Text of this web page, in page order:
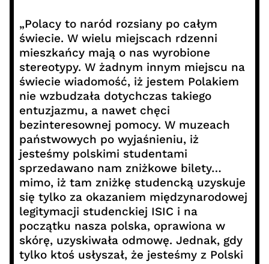
„Polacy to naród rozsiany po całym
świecie. W wielu miejscach rdzenni
mieszkańcy mają o nas wyrobione
stereotypy. W żadnym innym miejscu na
świecie wiadomość, iż jestem Polakiem
nie wzbudzała dotychczas takiego
entuzjazmu, a nawet chęci
bezinteresownej pomocy. W muzeach
państwowych po wyjaśnieniu, iż
jesteśmy polskimi studentami
sprzedawano nam zniżkowe bilety…
mimo, iż tam zniżkę studencką uzyskuje
się tylko za okazaniem międzynarodowej
legitymacji studenckiej ISIC i na
początku nasza polska, oprawiona w
skórę, uzyskiwała odmowę. Jednak, gdy
tylko ktoś usłyszał, że jesteśmy z Polski